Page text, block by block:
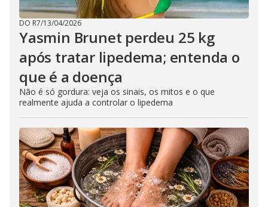
DO R7/13/04/2026
Yasmin Brunet perdeu 25 kg
após tratar lipedema; entenda o
que é a doença
Não é só gordura: veja os sinais, os mitos e o que
realmente ajuda a controlar o lipedema